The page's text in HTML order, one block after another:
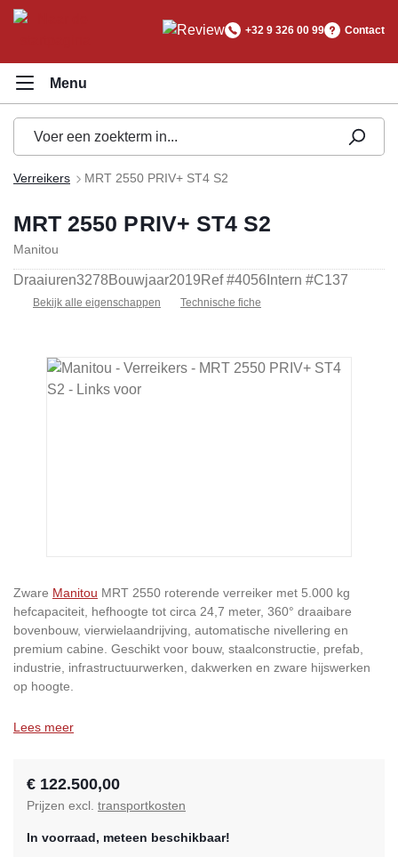
+32 9 326 00 99 Contact
Verreikers MRT 2550 PRIV+ ST4 S2
MRT 2550 PRIV+ ST4 S2
Manitou
Draaiuren3278Bouwjaar2019Ref #4056 Intern #C137
Bekijk alle eigenschappen Technische fiche
Afbeeldingengalerij overslaan
Zware Manitou MRT 2550 roterende verreiker met 5.000 kg
hefcapaciteit, hefhoogte tot circa 24,7 meter, 360° draaibare
bovenbouw, vierwielaandrijving, automatische nivellering en
premium cabine. Geschikt voor bouw, staalconstructie, prefab,
industrie, infrastructuurwerken, dakwerken en zware hijswerken
op hoogte.
Lees meer
€ 122.500,00
Prijzen excl. transportkosten
In voorraad, meteen beschikbaar!